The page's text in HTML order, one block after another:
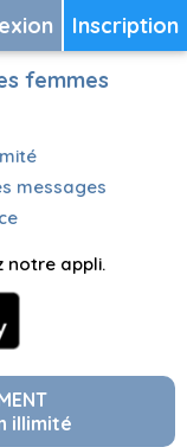
Inscription
femmes
messages
notre appli.
illimité